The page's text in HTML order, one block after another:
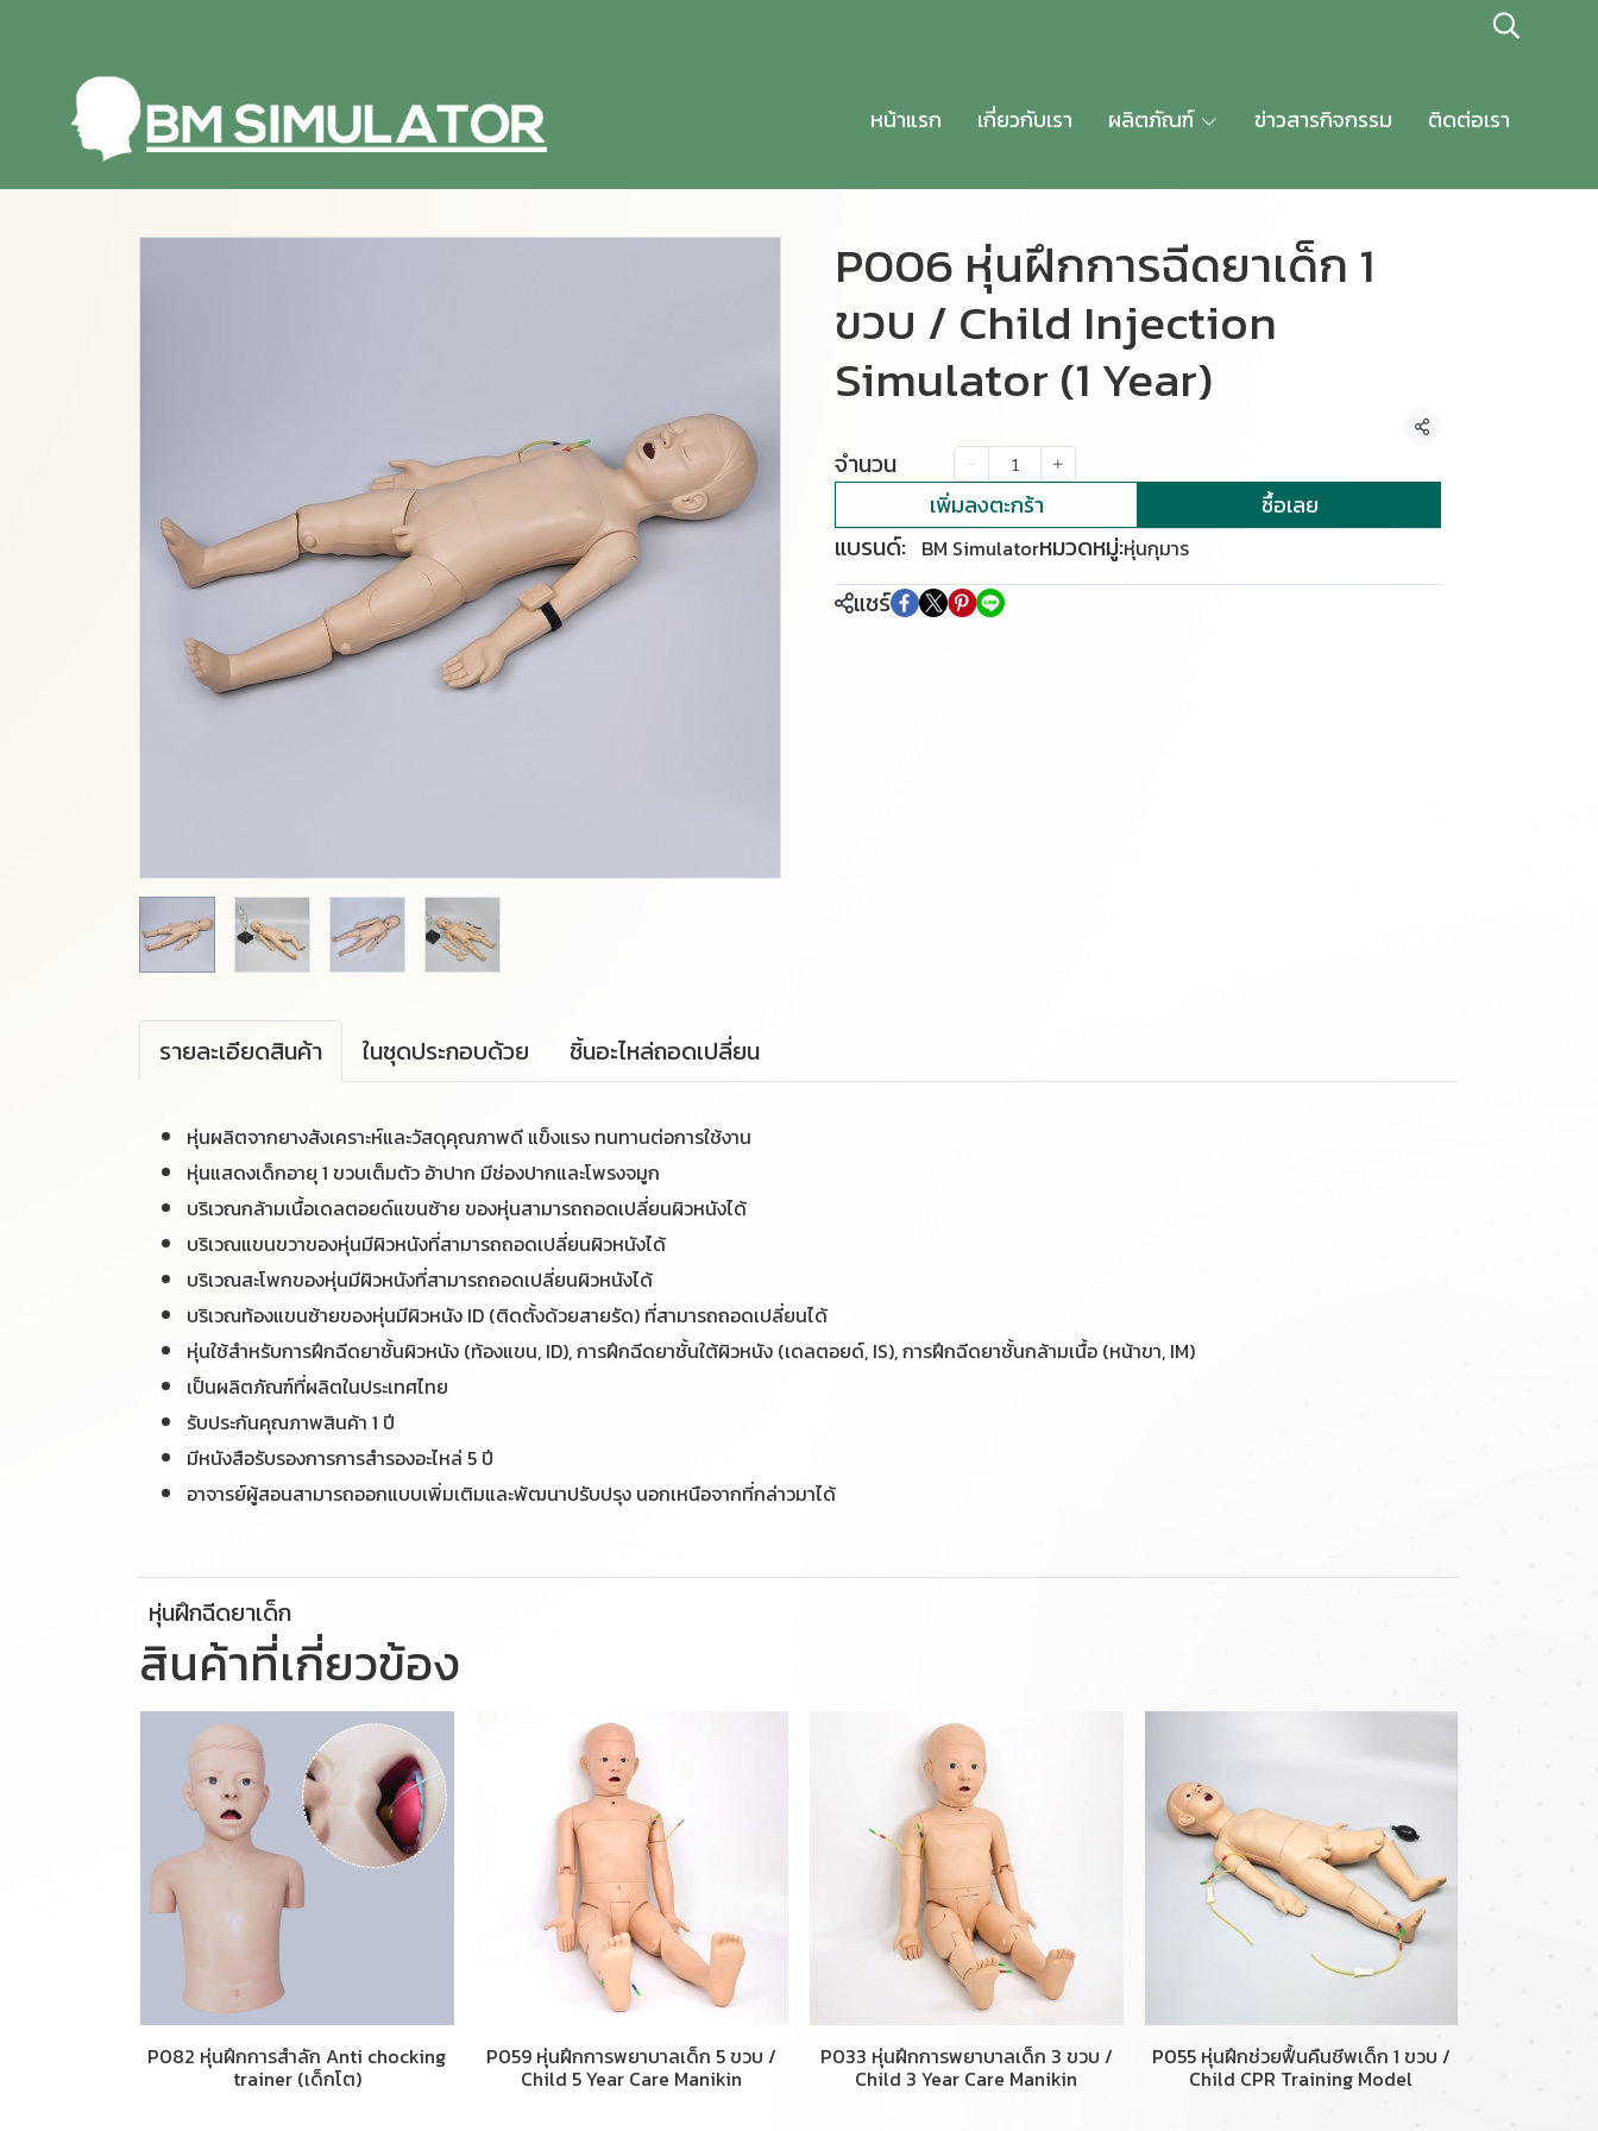
หน้าแรก เกี่ยวกับเรา ผลิตภัณฑ์ ข่าวสารกิจกรรม ติดต่อเรา
P006 หุ่นฝึกการฉีดยาเด็ก 1
ขวบ / Child Injection
Simulator (1 Year)
แชร์
จำนวน
เพิ่มลงตะกร้า ซื้อเลย
แบรนด์: BM Simulatorหมวดหมู่:หุ่นกุมาร
แชร์
รายละเอียดสินค้า ในชุดประกอบด้วย ชิ้นอะไหล่ถอดเปลี่ยน
หุ่นผลิตจากยางสังเคราะห์และวัสดุคุณภาพดี แข็งแรง ทนทานต่อการใช้งาน
หุ่นแสดงเด็กอายุ 1 ขวบเต็มตัว อ้าปาก มีช่องปากและโพรงจมูก
บริเวณกล้ามเนื้อเดลตอยด์แขนซ้าย ของหุ่นสามารถถอดเปลี่ยนผิวหนังได้
บริเวณแขนขวาของหุ่นมีผิวหนังที่สามารถถอดเปลี่ยนผิวหนังได้
บริเวณสะโพกของหุ่นมีผิวหนังที่สามารถถอดเปลี่ยนผิวหนังได้
บริเวณท้องแขนซ้ายของหุ่นมีผิวหนัง ID (ติดตั้งด้วยสายรัด) ที่สามารถถอดเปลี่ยนได้
หุ่นใช้สำหรับการฝึกฉีดยาชั้นผิวหนัง (ท้องแขน, ID),การฝึกฉีดยาชั้นใต้ผิวหนัง (เดลตอยด์, IS),การฝึกฉีดยาชั้นกล้ามเนื้อ (หน้าขา, IM)
เป็นผลิตภัณฑ์ที่ผลิตในประเทศไทย
รับประกันคุณภาพสินค้า 1 ปี
มีหนังสือรับรองการการสำรองอะไหล่ 5 ปี
อาจารย์ผู้สอนสามารถออกแบบเพิ่มเติมและพัฒนาปรับปรุง นอกเหนือจากที่กล่าวมาได้
หุ่นฝึกฉีดยาเด็ก
สินค้าที่เกี่ยวข้อง
P082 หุ่นฝึกการสำลัก Anti chocking
trainer (เด็กโต)
P059 หุ่นฝึกการพยาบาลเด็ก 5 ขวบ /
Child 5 Year Care Manikin
P033 หุ่นฝึกการพยาบาลเด็ก 3 ขวบ /
Child 3 Year Care Manikin
P055 หุ่นฝึกช่วยฟื้นคืนชีพเด็ก 1 ขวบ /
Child CPR Training Model